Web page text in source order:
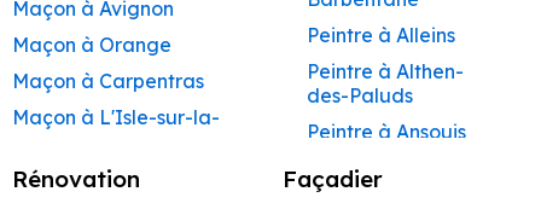
Maçon à Avignon
Maçon à Orange
Maçon à Carpentras
Maçon à L'Isle-sur-la-
Maçon à Apt
Peintre à Alleins
Peintre à Althen-
des-Paluds
Peintre à Ansouis
Peintre à Apt
Rénovation Façadier